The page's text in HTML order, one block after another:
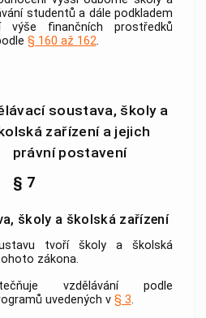
studentů a dále podkladem
výše finančních prostředků
§ 160 až 162.
soustava, školy a
zařízení a jejich
právní postavení
§ 7
školy a školská zařízení
tvoří školy a školská
zákona.
vzdělávání podle
uvedených v § 3.